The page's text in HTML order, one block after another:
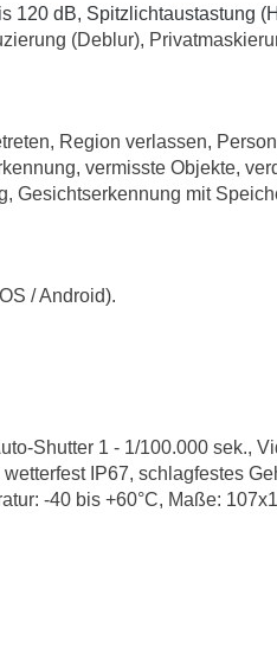
120 dB, Spitzlichtaustastung
(Deblur),
Region verlassen,
vermisste Objekte,
Gesichtserkennung mit
/ Android).
Shutter 1 - 1/100.000 sek.,
IP67, schlagfestes
-40 bis +60°C, Maße: